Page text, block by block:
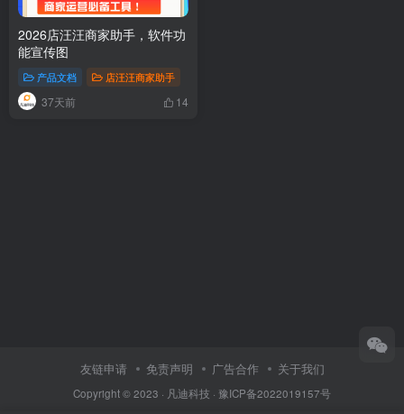
2026店汪汪商家助手，软件功
能宣传图
产品文档 店汪汪商家助手
37天前 14
友链申请 免责声明 广告合作 关于我们
Copyright © 2023 · 凡迪科技 · 豫ICP备2022019157号